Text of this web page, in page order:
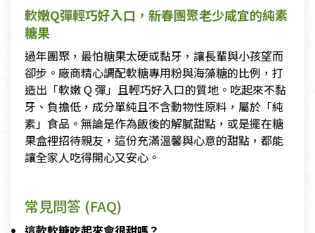
軟嫩Q彈輕巧好入口，新春團聚老少咸宜的純素
糖果
過年團聚，最怕糖果太硬或黏牙，讓長輩與小孩望而
卻步。廠商精心調配軟糖專用粉與海藻糖的比例，打
造出「軟嫩 Q 彈」且輕巧好入口的質地。吃起來不黏
牙、負擔低，成分單純且不含動物性原料，屬於「純
素」食品。無論是作為飯後的解膩甜點，或是擺在糖
果盒裡招待親友，這份充滿溫馨與心意的甜點，都能
讓全家人吃得開心又安心。
常見問答 (FAQ)